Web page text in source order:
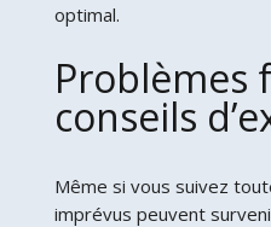
optimal.
Problèmes
conseils
Même si vous suivez
imprévus peuvent